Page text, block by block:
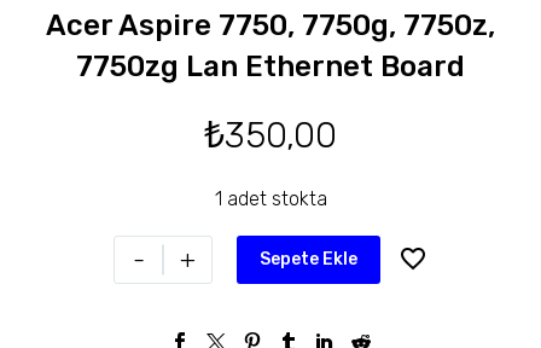
Acer Aspire 7750, 7750g, 7750z,
7750zg Lan Ethernet Board
₺350,00
1 adet stokta
- + Sepete Ekle